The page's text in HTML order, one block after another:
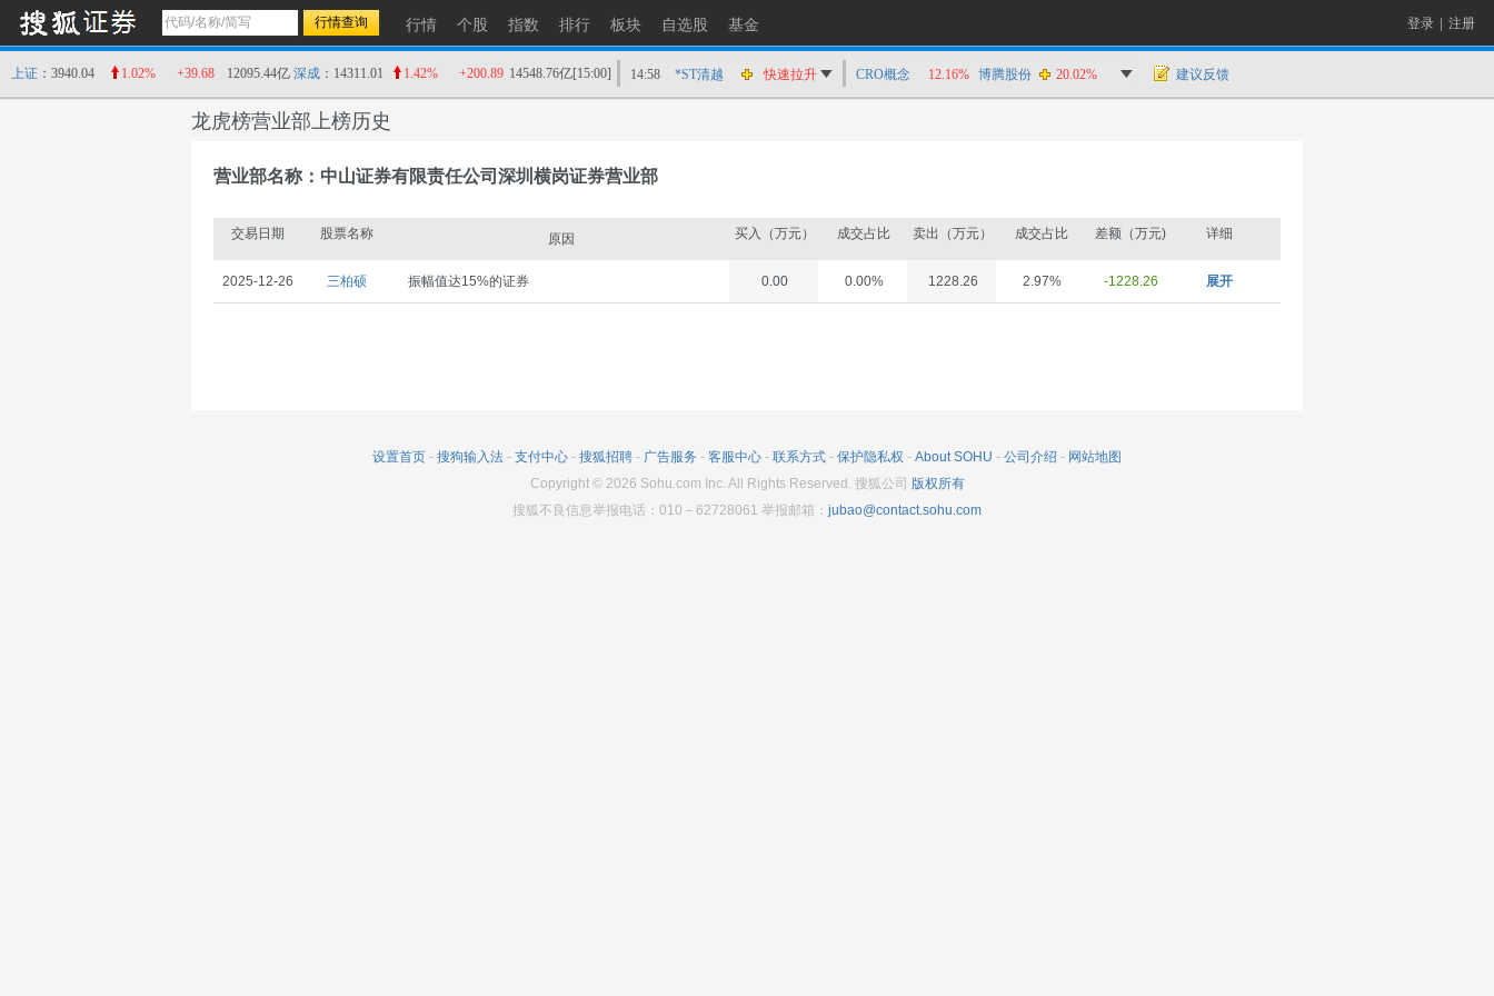
行情 个股 指数 排行 板块 自选股 基金 登录 注册
上证 ：3940.04 1.02% +39.68 12095.44亿 深成 ：14311.01 1.42% +200.89 14548.76亿[15:00] 14:58 *ST清越
快速拉升
14:56
跌停
CRO概念 12.16% 博腾股份 20.02% 建议反馈
龙虎榜营业部上榜历史
营业部名称：中山证券有限责任公司深圳横岗证券营业部
交易日期 股票名称 原因 买入（万元） 成交占比 卖出（万元） 成交占比 差额（万元) 详细
2025-12-26 三柏硕 振幅值达15%的证券 0.00 0.00% 1228.26 2.97% -1228.26 展开
设置首页 - 搜狗输入法 - 支付中心 - 搜狐招聘 - 广告服务 - 客服中心 - 联系方式 - 保护隐私权 - About SOHU - 公司介绍 - 网站地图
Copyright © 2026 Sohu.com Inc. All Rights Reserved. 搜狐公司 版权所有
搜狐不良信息举报电话：010－62728061 举报邮箱： jubao@contact.sohu.com